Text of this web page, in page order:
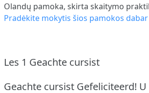
Olandų pamoka, skirta skaitymo
Pradėkite mokytis šios pamokos dabar
Les 1 Geachte cursist
Geachte cursist Gefeliciteerd!